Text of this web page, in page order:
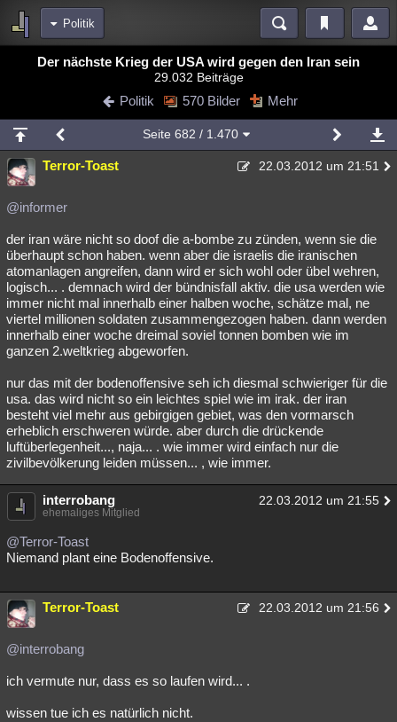
Politik
Bereiche
Diskussionen Blogs Videos
Chat Wiki Neuigkeiten
meine Rubriken
Menschen Wissenschaft Mystery Kriminalfälle
Spiritualität
Natur Umfragen Unterhaltung
weitere Rubriken
Philosophie Träume Orte Esoterik Literatur
Astronomie Helpdesk Gruppen Gaming Filme
Verbesserungen
Übersichten
Besucht Teilgenommen Alle Neue Geschlossen
Lesenswert Schlüsselwörter
Der nächste Krieg der USA wird gegen den Iran sein
29.032 Beiträge
Politik 570 Bilder Mehr
Seite 682 / 1.470
Terror-Toast 22.03.2012 um 21:51
@informer
der iran wäre nicht so doof die a-bombe zu zünden, wenn sie die
überhaupt schon haben. wenn aber die israelis die iranischen
atomanlagen angreifen, dann wird er sich wohl oder übel wehren,
logisch... . demnach wird der bündnisfall aktiv. die usa werden wie
immer nicht mal innerhalb einer halben woche, schätze mal, ne
viertel millionen soldaten zusammengezogen haben. dann werden
innerhalb einer woche dreimal soviel tonnen bomben wie im
ganzen 2.weltkrieg abgeworfen.
nur das mit der bodenoffensive seh ich diesmal schwieriger für die
usa. das wird nicht so ein leichtes spiel wie im irak. der iran
besteht viel mehr aus gebirgigen gebiet, was den vormarsch
erheblich erschweren würde. aber durch die drückende
luftüberlegenheit..., naja... . wie immer wird einfach nur die
zivilbevölkerung leiden müssen... , wie immer.
interrobang 22.03.2012 um 21:55
ehemaliges Mitglied
@Terror-Toast
Niemand plant eine Bodenoffensive.
Terror-Toast 22.03.2012 um 21:56
@interrobang
ich vermute nur, dass es so laufen wird... .
wissen tue ich es natürlich nicht.